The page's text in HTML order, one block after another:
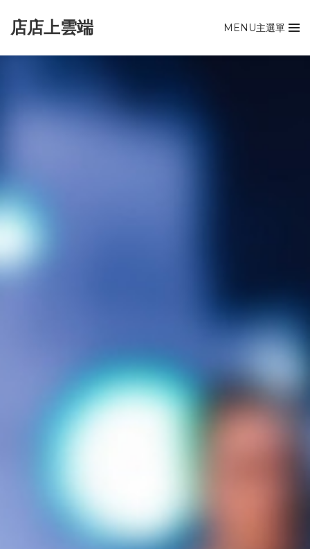
店店上雲端 MENU主選單